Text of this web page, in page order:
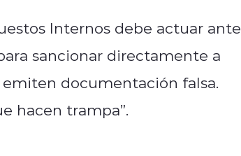
Internos debe actuar ante
sancionar directamente a
documentación falsa.
hacen trampa”.